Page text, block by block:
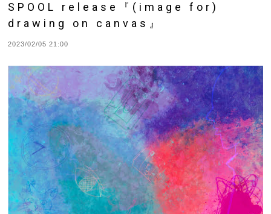
SPOOL release『(image for)
drawing on canvas』
2023/02/05 21:00